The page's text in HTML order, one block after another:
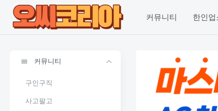
커뮤니티 한인업
커뮤니티
구인구직
사고팔고